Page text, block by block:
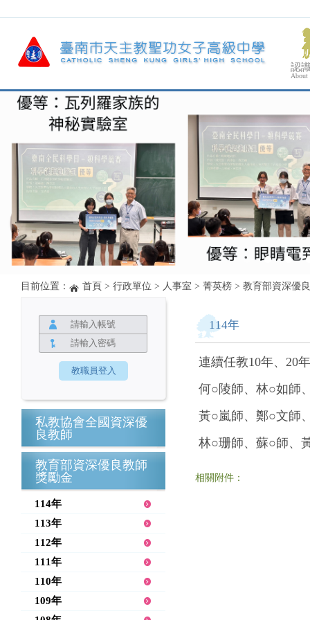
認
About
目前位置： 首頁 > 行政單位 > 人事室 > 菁英榜 > 教育部資深優
私教協會全國資深優
良教師
教育部資深優良教師
獎勵金
114年
113年
112年
111年
110年
109年
114年
連續任教10年、20
何○陵師、林○如師
黃○嵐師、鄭○文師
林○珊師、蘇○師、
相關附件：